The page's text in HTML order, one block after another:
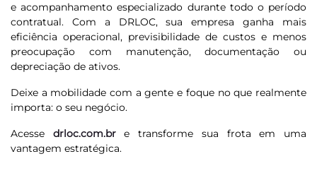
e acompanhamento especializado durante todo o período
contratual. Com a DRLOC, sua empresa ganha mais
eficiência operacional, previsibilidade de custos e menos
preocupação com manutenção, documentação ou
depreciação de ativos.
Deixe a mobilidade com a gente e foque no que realmente
importa: o seu negócio.
Acesse drloc.com.br
e transforme sua frota em uma
vantagem estratégica.